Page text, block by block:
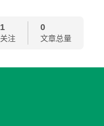
1
关注
0
文章总量